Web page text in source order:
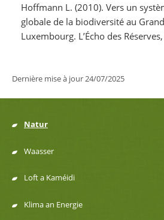
Hoffmann L. (2010). Vers un
globale de la biodiversité au
Luxembourg. L’Écho des
Dernière mise à jour24/07/2025
Menu
de
navigation
Natur
Waasser
Loft a Kaméidi
Klima an Energie